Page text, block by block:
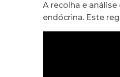
A recolha e
endócrina. Este